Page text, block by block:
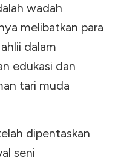
wadah
melibatkan para
dalam
edukasi dan
tari muda
dipentaskan
seni